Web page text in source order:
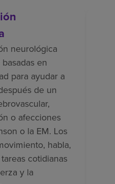
neurológica
en
para ayudar a
de un
o afecciones
o la EM. Los
habla,
cotidianas
y la